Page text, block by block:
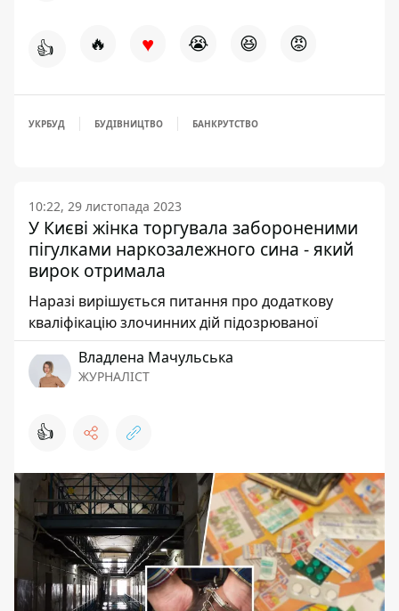
👍 🔥 ♥ 😭 😆 😡
УКРБУД БУДІВНИЦТВО БАНКРУТСТВО
10:22, 29 листопада 2023
У Києві жінка торгувала забороненими
пігулками наркозалежного сина - який
вирок отримала
Наразі вирішується питання про додаткову
кваліфікацію злочинних дій підозрюваної
Владлена Мачульська
ЖУРНАЛІСТ
👍